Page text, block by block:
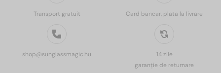
Transport gratuit Card bancar, plata la livrare
shop@sunglassmagic.hu
14 zile
garanție de returnare